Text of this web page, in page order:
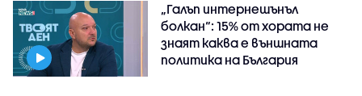
„Галъп интернешънъл
болкан“: 15% от хората не
знаят каква е външната
политика на България